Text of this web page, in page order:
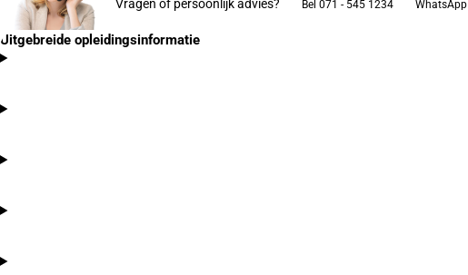
Vragen of persoonlijk advies? Bel 071 - 545 1234 WhatsApp
Uitgebreide opleidingsinformatie